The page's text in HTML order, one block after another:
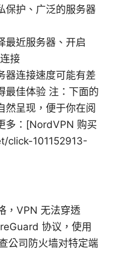
保护、广泛的服务器
最近服务器、开启
接
器连接速度可能有差
最佳体验 注：下面的
然呈现，便于你在阅
多：[NordVPN 购买
click-101152913-
，VPN 无法穿透
协议，使用
公司防火墙对特定端